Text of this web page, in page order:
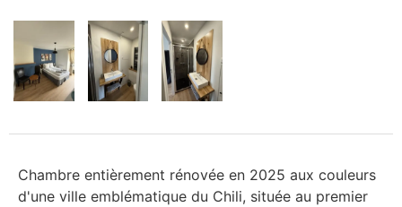
Chambre entièrement rénovée en 2025 aux couleurs
d'une ville emblématique du Chili, située au premier